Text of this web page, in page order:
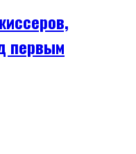
первым